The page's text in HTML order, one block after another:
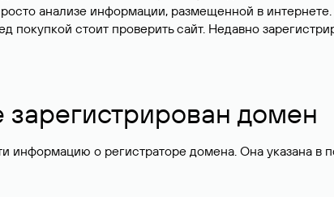
анализе информации, размещенной в
покупкой стоит проверить сайт. Недавно
зарегистрирован домен
о регистраторе домена. Она указана в